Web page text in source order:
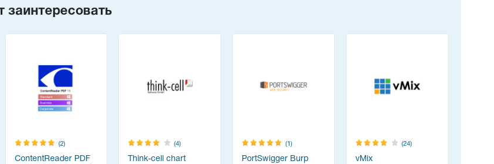
заинтересовать
(2)
ContentReader PDF
(4)
Think-cell chart
(1)
PortSwigger Burp
(24)
vMix